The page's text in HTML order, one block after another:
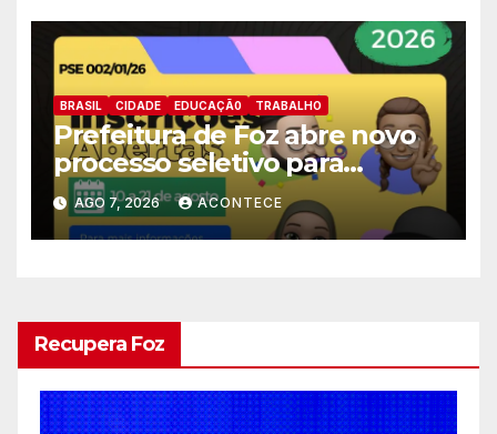
BRASIL CIDADE EDUCAÇÃ0 TRABALHO
Prefeitura de Foz abre novo
processo seletivo para
estagiários
AGO 7, 2026 ACONTECE
Recupera Foz